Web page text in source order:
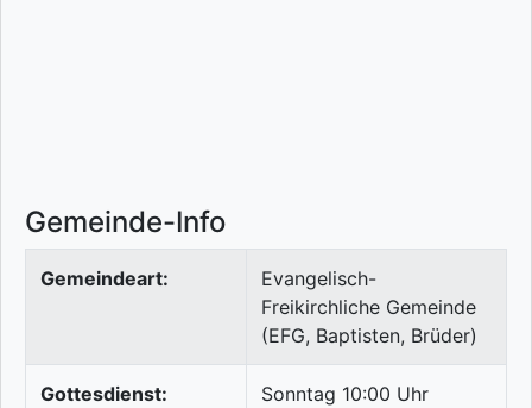
Gemeinde-Info
Gemeindeart:
Evangelisch-
Freikirchliche Gemeinde
(EFG, Baptisten, Brüder)
Gottesdienst: Sonntag 10:00 Uhr